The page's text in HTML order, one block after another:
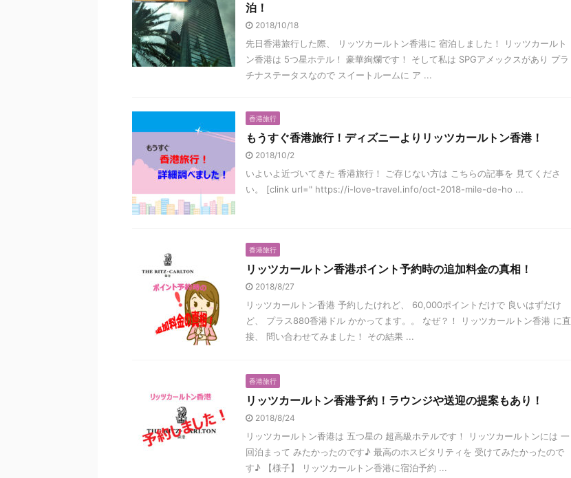
泊！
2018/10/18
先日香港旅行した際、 リッツカールトン香港に 宿泊しました！ リッツカールト
ン香港は 5つ星ホテル！ 豪華絢爛です！ そして私は SPGアメックスがあり プラ
チナステータスなので スイートルームに ア ...
香港旅行
もうすぐ香港旅行！ディズニーよりリッツカールトン香港！
2018/10/2
いよいよ近づいてきた 香港旅行！ ご存じない方は こちらの記事を 見てくださ
い。 [clink url=" https://i-love-travel.info/oct-2018-mile-de-ho ...
香港旅行
リッツカールトン香港ポイント予約時の追加料金の真相！
2018/8/27
リッツカールトン香港 予約したけれど、 60,000ポイントだけで 良いはずだけ
ど、 プラス880香港ドル かかってます。。 なぜ？！ リッツカールトン香港 に直
接、 問い合わせてみました！ その結果 ...
香港旅行
リッツカールトン香港予約！ラウンジや送迎の提案もあり！
2018/8/24
リッツカールトン香港は 五つ星の 超高級ホテルです！ リッツカールトンには 一
回泊まって みたかったのです♪ 最高のホスピタリティを 受けてみたかったので
す♪ 【様子】 リッツカールトン香港に宿泊予約 ...